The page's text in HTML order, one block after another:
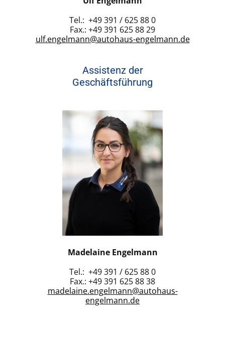
Tel.: +49 391 / 625 88 0
Fax.: +49 391 625 88 29
ulf.engelmann@autohaus-engelmann.de
Assistenz der
Geschäftsführung
Madelaine Engelmann
Tel.: +49 391 / 625 88 0
Fax.: +49 391 625 88 38
madelaine.engelmann@autohaus-
engelmann.de